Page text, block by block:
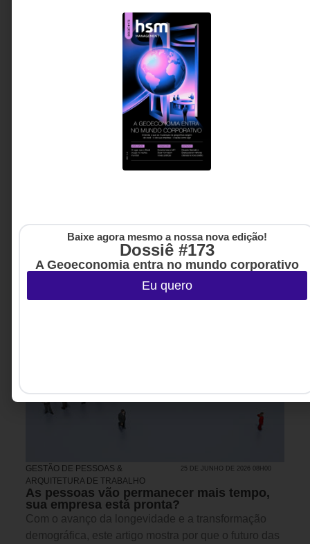
A teoria dos jogos expõe o erro estrutural por trás do
modelo reativo que consome bilhões sem gerar
resultados proporcionais. Este artigo mostra que não
falta dinheiro na saúde, falta estratégia para usar.
Dr. Jorge Luiz Andrade -
Anestesiologista e vice-
presidente da Unimed Nova
4 MINUTOS MIN DE LEITURA
GESTÃO DE PESSOAS &
ARQUITETURA DE TRABALHO
25 DE JUNHO DE 2026 08H00
As pessoas vão permanecer mais tempo,
sua empresa está pronta?
Com o avanço da longevidade e a transformação
demográfica, este artigo mostra por que o futuro das
Baixe agora mesmo a nossa nova edição!
Dossiê #173
A Geoeconomia entra no mundo corporativo
Eu quero